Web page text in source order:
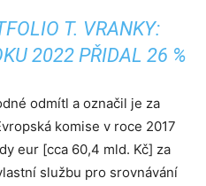
T. VRANKY:
2022 PŘIDAL 26 %
odmítl a označil je za
komise v roce 2017
eur [cca 60,4 mld. Kč] za
službu pro srovnávání